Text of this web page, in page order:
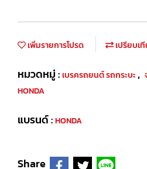
เพิ่มรายการโปรด เปรียบเ
หมวดหมู่ :เบรครถยนต์ รถกระบะ,
HONDA
แบรนด์ :HONDA
Share